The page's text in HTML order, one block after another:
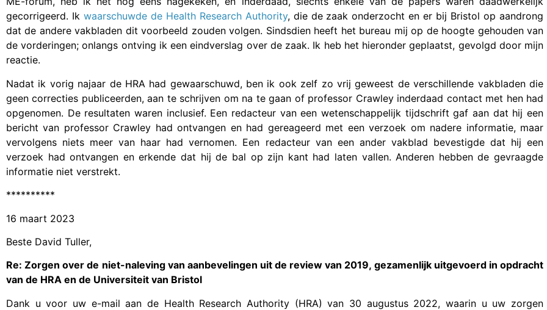
gecorrigeerd. Ik waarschuwde de Health Research Authority, die de zaak onderzocht en er bij Bristol op aandrong
dat de andere vakbladen dit voorbeeld zouden volgen. Sindsdien heeft het bureau mij op de hoogte gehouden van
de vorderingen; onlangs ontving ik een eindverslag over de zaak. Ik heb het hieronder geplaatst, gevolgd door mijn
reactie.
Nadat ik vorig najaar de HRA had gewaarschuwd, ben ik ook zelf zo vrij geweest de verschillende vakbladen die
geen correcties publiceerden, aan te schrijven om na te gaan of professor Crawley inderdaad contact met hen had
opgenomen. De resultaten waren inclusief. Een redacteur van een wetenschappelijk tijdschrift gaf aan dat hij een
bericht van professor Crawley had ontvangen en had gereageerd met een verzoek om nadere informatie, maar
vervolgens niets meer van haar had vernomen. Een redacteur van een ander vakblad bevestigde dat hij een
verzoek had ontvangen en erkende dat hij de bal op zijn kant had laten vallen. Anderen hebben de gevraagde
informatie niet verstrekt.
**********
16 maart 2023
Beste David Tuller,
Re: Zorgen over de niet-naleving van aanbevelingen uit de review van 2019, gezamenlijk uitgevoerd in opdracht
van de HRA en de Universiteit van Bristol
Dank u voor uw e-mail aan de Health Research Authority (HRA) van 30 augustus 2022, waarin u uw zorgen